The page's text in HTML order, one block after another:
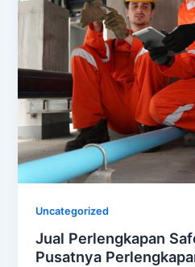
Uncategorized
Jual Perlengkapan
Pusatnya